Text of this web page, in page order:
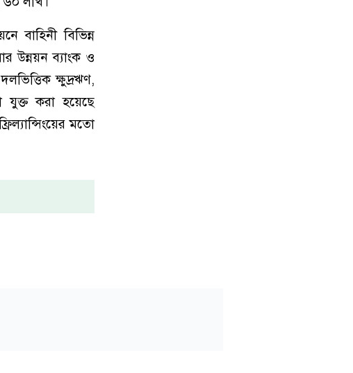
বাহিনী বিভিন্ন
উন্নয়ন ব্যাংক ও
ক্ষুদ্রঋণ,
যুক্ত করা হয়েছে
মতো